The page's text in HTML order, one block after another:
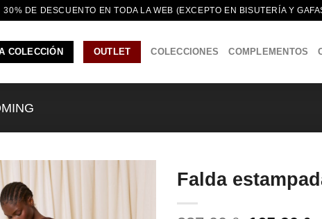
30% DE DESCUENTO EN TODA LA WEB (EXCEPTO EN BISUTERÍA Y
COLECCIÓN OUTLET COLECCIONES COMPLEMENTOS
Falda